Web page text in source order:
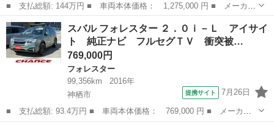
■ 支払総額: 144万円 ■ 車両本体価格： 1,275,000 円 ■ メーカー
名： スバル ■ 車種名： フォレスター ■ グレード名： ２．０
ｉ－Ｌ アイサイト 衝突軽減ブレーキ パワーバックドア ＥＴ
Ｃ Ｂｌｕｅ...
茨城 つくば市
スバル フォレスター ２．０ｉ－Ｌ アイサイ
ト 純正ナビ フルセグＴＶ 衝突被…
769,000円
フォレスター
99,356km
2016年
神栖市
提携サイト 7月26日
■ 支払総額: 93.4万円 ■ 車両本体価格： 769,000 円 ■ メーカー
名： スバル ■ 車種名： フォレスター ■ グレード名： ２．０